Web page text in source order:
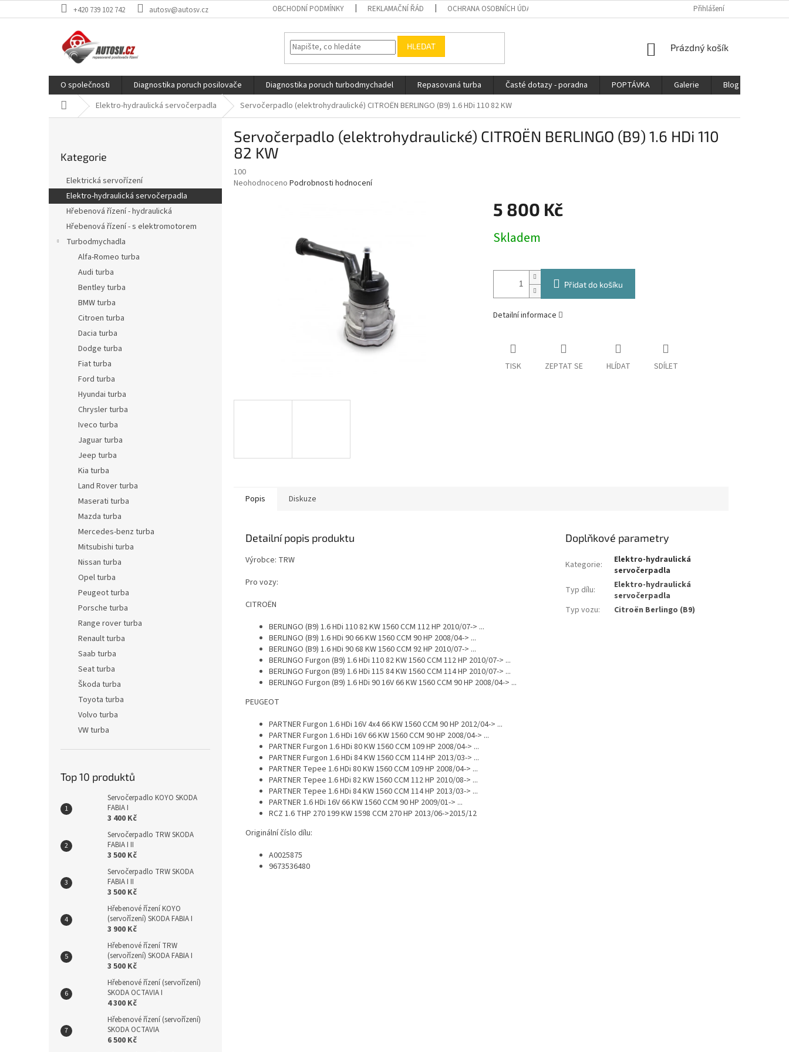
na
+420 739 102 742 autosv@autosv.cz OBCHODNÍ PODMÍNKY REKLAMAČNÍ ŘÁD OCHRANA OSOBNÍCH ÚDAJŮ Přihlášení
HLEDAT
NÁKUPNÍ
Prázdný košík
O společnosti Diagnostika poruch posilovače Diagnostika poruch turbodmychadel Repasovaná turba Časté dotazy - poradna POPTÁVKA Galerie Blog
Domů Elektro-hydraulická servočerpadla Servočerpadlo (elektrohydraulické) CITROËN BERLINGO (B9) 1.6 HDi 110 82 KW
a
n
kategorie
Kategorie
Elektrická servořízení
Elektro-hydraulická servočerpadla
Hřebenová řízení - hydraulická
Hřebenová řízení - s elektromotorem
Turbodmychadla
Alfa-Romeo turba
Audi turba
Bentley turba
BMW turba
Citroen turba
Dacia turba
Dodge turba
Fiat turba
Ford turba
Hyundai turba
Chrysler turba
Iveco turba
Jaguar turba
Jeep turba
Kia turba
Land Rover turba
Maserati turba
Mazda turba
Mercedes-benz turba
Mitsubishi turba
Nissan turba
Opel turba
Peugeot turba
Porsche turba
Range rover turba
Renault turba
Saab turba
Seat turba
Škoda turba
Toyota turba
Volvo turba
VW turba
Top 10 produktů
Servočerpadlo KOYO SKODA
FABIA I
3 400 Kč
Servočerpadlo TRW SKODA
FABIA I II
3 500 Kč
Servočerpadlo TRW SKODA
FABIA I II
3 500 Kč
Hřebenové řízení KOYO
(servořízení) SKODA FABIA I
3 900 Kč
Hřebenové řízení TRW
(servořízení) SKODA FABIA I
3 500 Kč
Hřebenové řízení (servořízení)
SKODA OCTAVIA I
4 300 Kč
Hřebenové řízení (servořízení)
SKODA OCTAVIA
6 500 Kč
Servočerpadlo (elektrohydraulické) CITROËN BERLINGO (B9) 1.6 HDi 110
82 KW
100
Průměrné
Neohodnoceno Podrobnosti hodnocení
5 800 Kč
cena:
Skladem
Přidat do košíku
Detailní informace
TISK ZEPTAT SE HLÍDAT SDÍLET
Popis Diskuze
Detailní popis produktu
Výrobce: TRW
Pro vozy:
CITROËN
BERLINGO (B9) 1.6 HDi 110 82 KW 1560 CCM 112 HP 2010/07-> ...
BERLINGO (B9) 1.6 HDi 90 66 KW 1560 CCM 90 HP 2008/04-> ...
BERLINGO (B9) 1.6 HDi 90 68 KW 1560 CCM 92 HP 2010/07-> ...
BERLINGO Furgon (B9) 1.6 HDi 110 82 KW 1560 CCM 112 HP 2010/07-> ...
BERLINGO Furgon (B9) 1.6 HDi 115 84 KW 1560 CCM 114 HP 2010/07-> ...
BERLINGO Furgon (B9) 1.6 HDi 90 16V 66 KW 1560 CCM 90 HP 2008/04-> ...
PEUGEOT
PARTNER Furgon 1.6 HDi 16V 4x4 66 KW 1560 CCM 90 HP 2012/04-> ...
PARTNER Furgon 1.6 HDi 16V 66 KW 1560 CCM 90 HP 2008/04-> ...
PARTNER Furgon 1.6 HDi 80 KW 1560 CCM 109 HP 2008/04-> ...
PARTNER Furgon 1.6 HDi 84 KW 1560 CCM 114 HP 2013/03-> ...
PARTNER Tepee 1.6 HDi 80 KW 1560 CCM 109 HP 2008/04-> ...
PARTNER Tepee 1.6 HDi 82 KW 1560 CCM 112 HP 2010/08-> ...
PARTNER Tepee 1.6 HDi 84 KW 1560 CCM 114 HP 2013/03-> ...
PARTNER 1.6 HDi 16V 66 KW 1560 CCM 90 HP 2009/01-> ...
RCZ 1.6 THP 270 199 KW 1598 CCM 270 HP 2013/06->2015/12
Originální číslo dílu:
A0025875
9673536480
Doplňkové parametry
Kategorie:
Elektro-hydraulická
servočerpadla
Typ dílu:
Elektro-hydraulická
servočerpadla
Typ vozu: Citroën Berlingo (B9)